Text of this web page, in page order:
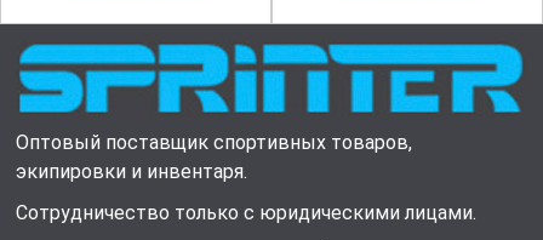
Оптовый поставщик спортивных товаров,
экипировки и инвентаря.
Сотрудничество только с юридическими лицами.